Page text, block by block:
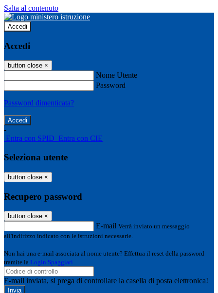
Salta al contenuto
Accedi
Accedi
button close ×
Nome Utente
Password
Password dimenticata?
-
Entra con SPID Entra con CIE
Seleziona utente
button close ×
Recupero password
button close ×
E-mail Verrà inviato un messaggio
all'indirizzo indicato con le istruzioni necessarie.
Non hai una e-mail associata al nome utente? Effettua il reset della password
tramite la Login Spaggiari
E-mail inviata, si prega di controllare la casella di posta elettronica!